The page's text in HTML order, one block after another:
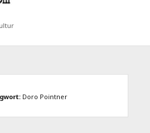
Doro Pointner